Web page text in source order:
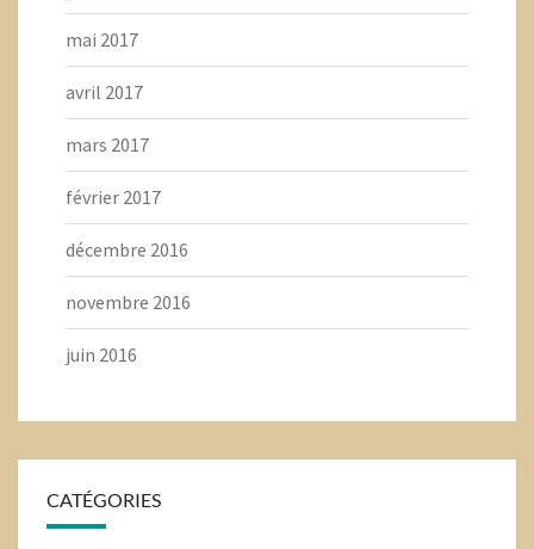
mai 2017
avril 2017
mars 2017
février 2017
décembre 2016
novembre 2016
juin 2016
CATÉGORIES